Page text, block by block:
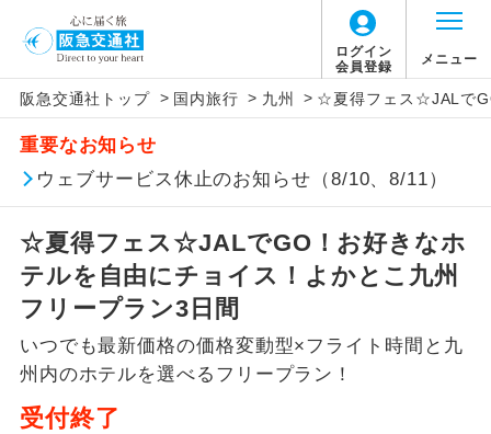
ログイン
会員登録
メニュー
阪急交通社トップ > 国内旅行 > 九州 > ☆夏得フェス☆JALで
重要なお知らせ
ウェブサービス休止のお知らせ（8/10、8/11）
☆夏得フェス☆JALでGO！お好きなホ
テルを自由にチョイス！よかとこ九州
フリープラン3日間
いつでも最新価格の価格変動型×フライト時間と九
州内のホテルを選べるフリープラン！
受付終了
アイコン 説明
添乗員同行
往路出発空港（駅）から復路到着空港
（駅）まで同行します。
現地添乗員同
現地到着空港（駅）から最終日出発空港
（駅）まで添乗員が同行します。
バスガイド乗
務
バスガイドが乗務し、車内での観光案内
があります。
「価格変動型ツアー」に関するご案内
価格変動型ツアーとは
賃」を利用したツアーです。
お申し込み時期・ご利用便の空席状況に
よって料金が変動いたします。
以下の注意事項をあらかじめご了承いただき
ますようお願いいたします。